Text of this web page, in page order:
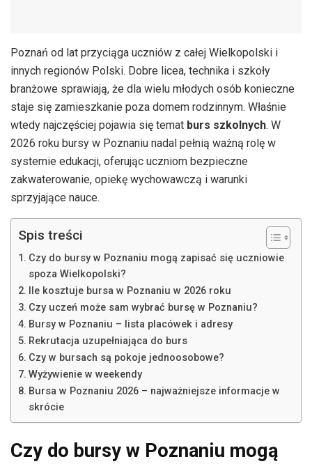
Poznań od lat przyciąga uczniów z całej Wielkopolski i
innych regionów Polski. Dobre licea, technika i szkoły
branżowe sprawiają, że dla wielu młodych osób konieczne
staje się zamieszkanie poza domem rodzinnym. Właśnie
wtedy najczęściej pojawia się temat burs szkolnych. W
2026 roku bursy w Poznaniu nadal pełnią ważną rolę w
systemie edukacji, oferując uczniom bezpieczne
zakwaterowanie, opiekę wychowawczą i warunki
sprzyjające nauce.
Spis treści
Czy do bursy w Poznaniu mogą zapisać się uczniowie
spoza Wielkopolski?
Ile kosztuje bursa w Poznaniu w 2026 roku
Czy uczeń może sam wybrać bursę w Poznaniu?
Bursy w Poznaniu – lista placówek i adresy
Rekrutacja uzupełniająca do burs
Czy w bursach są pokoje jednoosobowe?
Wyżywienie w weekendy
Bursa w Poznaniu 2026 – najważniejsze informacje w
skrócie
Czy do bursy w Poznaniu mogą